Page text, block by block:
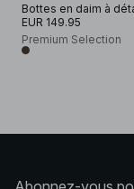
Bottes en daim à
EUR 149.95
Premium Selection